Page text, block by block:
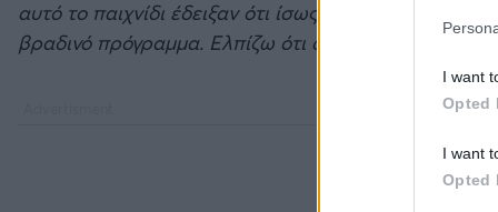
I want
Opted
I want
Opted
αυτό το παιχνίδι έδειξαν ότι ίσως στο μέλλον
βραδινό πρόγραμμα. Ελπίζω ότι αυτός ο αγώνας